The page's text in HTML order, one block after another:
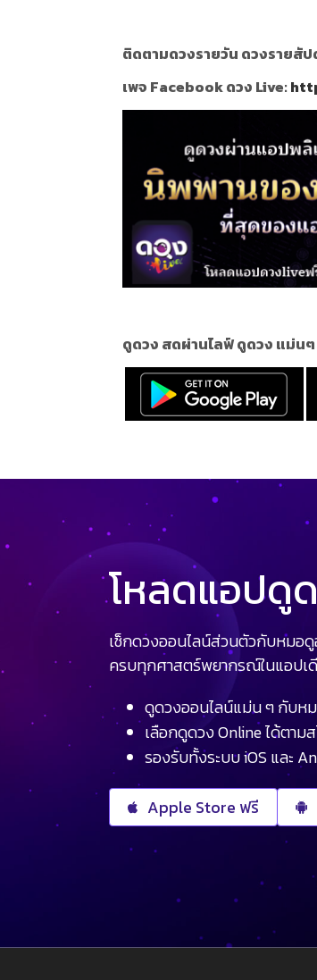
ติดตามดวงรายวัน ดวงรายสั
เพจ Facebook ดวง Live:
ดูดวง สดผ่านไลฟ์ ดูดวง แม่น
โหลดแอปดู
เช็กดวงออนไลน์ส่วนตัวกับหมอ
ครบทุกศาสตร์พยากรณ์ในแอปเ
ดูดวงออนไลน์แม่น ๆ กับห
เลือกดูดวง Online ได้ตา
รองรับทั้งระบบ iOS และ
Apple Store ฟรี